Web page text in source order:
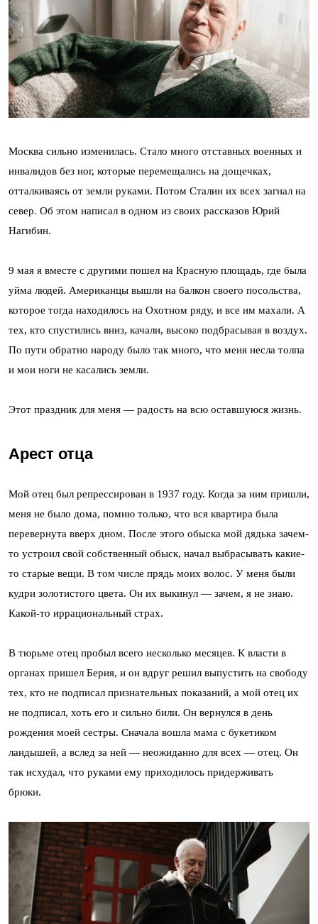
Москва сильно изменилась. Стало много отставных военных и
инвалидов без ног, которые перемещались на дощечках,
отталкиваясь от земли руками. Потом Сталин их всех загнал на
север. Об этом написал в одном из своих рассказов Юрий
Нагибин.
9 мая я вместе с другими пошел на Красную площадь, где была
уйма людей. Американцы вышли на балкон своего посольства,
которое тогда находилось на Охотном ряду, и все им махали. А
тех, кто спустились вниз, качали, высоко подбрасывая в воздух.
По пути обратно народу было так много, что меня несла толпа
и мои ноги не касались земли.
Этот праздник для меня — радость на всю оставшуюся жизнь.
Арест отца
Мой отец был репрессирован в 1937 году. Когда за ним пришли,
меня не было дома, помню только, что вся квартира была
перевернута вверх дном. После этого обыска мой дядька зачем-
то устроил свой собственный обыск, начал выбрасывать какие-
то старые вещи. В том числе прядь моих волос. У меня были
кудри золотистого цвета. Он их выкинул — зачем, я не знаю.
Какой-то иррациональный страх.
В тюрьме отец пробыл всего несколько месяцев. К власти в
органах пришел Берия, и он вдруг решил выпустить на свободу
тех, кто не подписал признательных показаний, а мой отец их
не подписал, хоть его и сильно били. Он вернулся в день
рождения моей сестры. Сначала вошла мама с букетиком
ландышей, а вслед за ней — неожиданно для всех — отец. Он
так исхудал, что руками ему приходилось придерживать
брюки.